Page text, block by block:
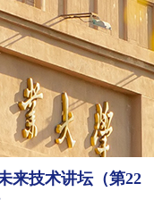
来技术讲坛（第22